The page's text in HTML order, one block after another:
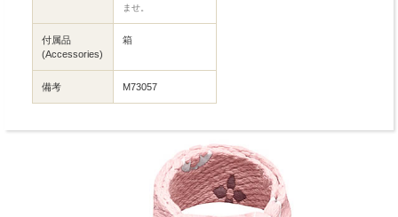
ませ。
付属品
(Accessories)
箱
備考 M73057